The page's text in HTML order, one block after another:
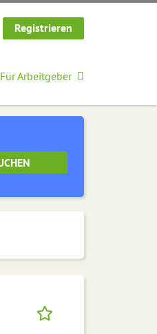
Registrieren
Für Arbeitgeber